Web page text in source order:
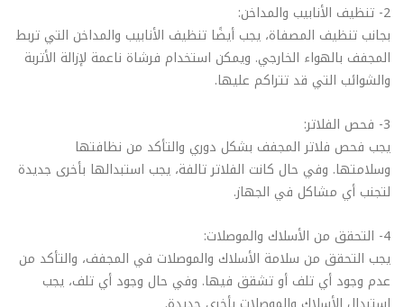
2- تنظيف الأنابيب والمداخن:
بجانب تنظيف المصفاة، يجب أيضًا تنظيف الأنابيب والمداخن التي تربط
المجفف بالهواء الخارجي. ويمكن استخدام فرشاة ناعمة لإزالة الأتربة
والشوائب التي قد تتراكم عليها.
3- فحص الفلاتر:
يجب فحص فلاتر المجفف بشكل دوري والتأكد من نظافتها
وسلامتها. وفي حال كانت الفلاتر تالفة، يجب استبدالها بأخرى جديدة
لتجنب أي مشاكل في الجهاز.
4- التحقق من الأسلاك والموصلات:
يجب التحقق من سلامة الأسلاك والموصلات في المجفف، والتأكد من
عدم وجود أي تلف أو تشقق فيها. وفي حال وجود أي تلف، يجب